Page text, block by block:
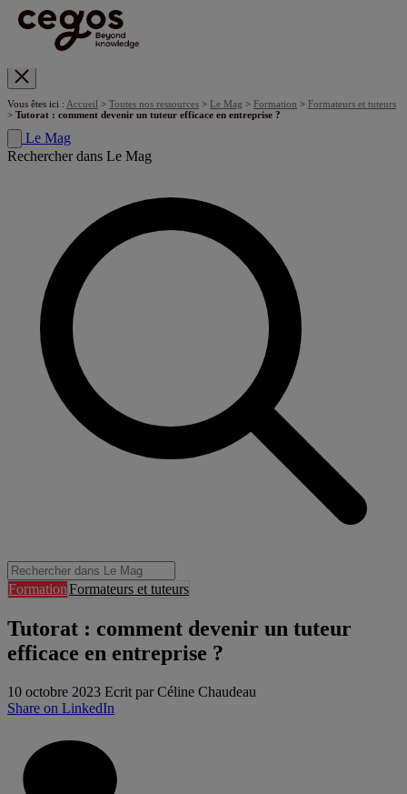
Vous êtes ici : Accueil > Toutes nos ressources > Le Mag > Formation > Formateurs et tuteurs
> Tutorat : comment devenir un tuteur efficace en entreprise ?
Le Mag
Rechercher dans Le Mag
FormationFormateurs et tuteurs
Tutorat : comment devenir un tuteur
efficace en entreprise ?
10 octobre 2023 Ecrit par Céline Chaudeau
Share on LinkedIn